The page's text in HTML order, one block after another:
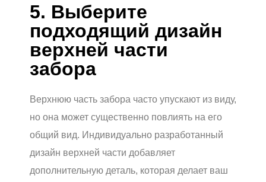
5. Выберите
подходящий дизайн
верхней части
забора
Верхнюю часть забора часто упускают из виду,
но она может существенно повлиять на его
общий вид. Индивидуально разработанный
дизайн верхней части добавляет
дополнительную деталь, которая делает ваш